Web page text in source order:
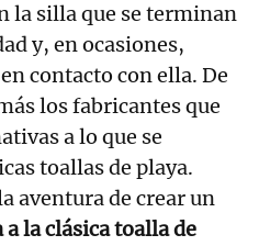
la silla que se terminan
y, en ocasiones,
contacto con ella. De
los fabricantes que
a lo que se
toallas de playa.
aventura de crear un
la clásica toalla de